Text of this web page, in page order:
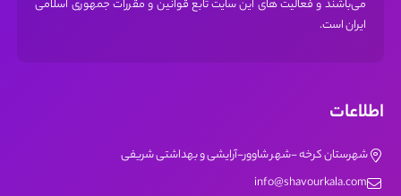
می‌باشند و فعالیت های این سایت تابع قوانین و مقررات جمهوری اسلامی
ایران است.
اطلاعات
شهرستان کرخه -شهر شاوور-آرایشی و بهداشتی شریفی
info@shavourkala.com